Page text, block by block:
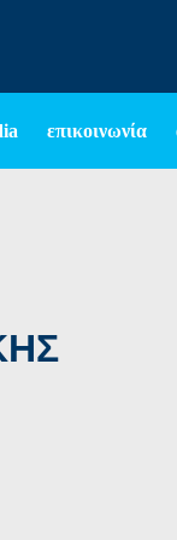
επικοινωνία